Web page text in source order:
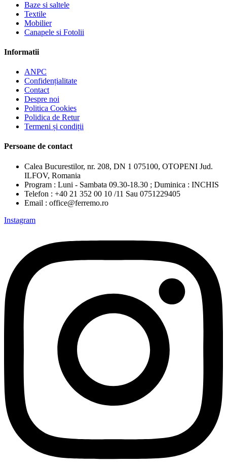
Baze si saltele
Textile
Mobilier
Canapele si Fotolii
Informatii
ANPC
Confidențialitate
Contact
Despre noi
Politica Cookies
Polidica de Retur
Termeni și condiții
Persoane de contact
Calea Bucurestilor, nr. 208, DN 1 075100, OTOPENI Jud.
ILFOV, Romania
Program : Luni - Sambata 09.30-18.30 ; Duminica : INCHIS
Telefon : +40 21 352 00 10 /11 Sau 0751229405
Email : office@ferremo.ro
Instagram